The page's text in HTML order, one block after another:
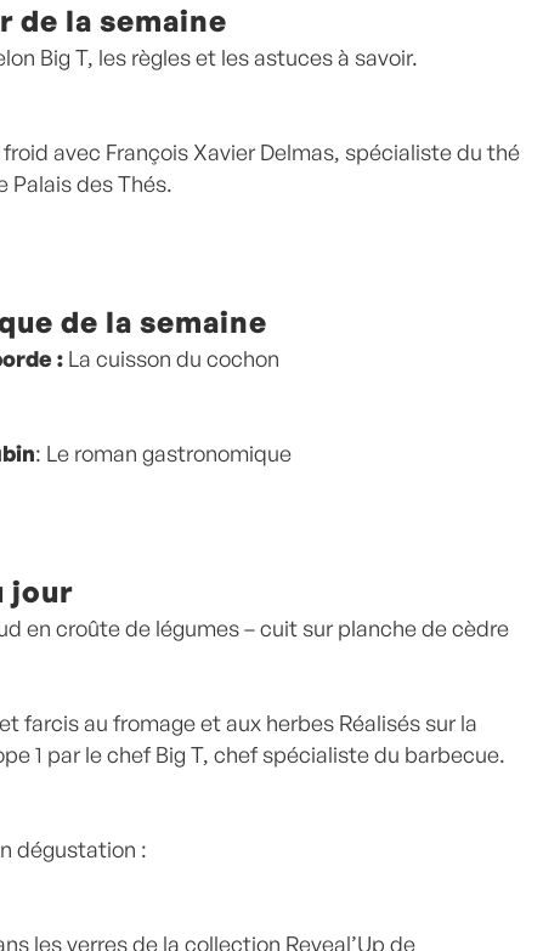
de la semaine
Big T, les règles et les astuces à savoir.
froid avec François Xavier Delmas, spécialiste du thé
Palais des Thés.
de la semaine
: La cuisson du cochon
: Le roman gastronomique
jour
en croûte de légumes – cuit sur planche de cèdre
farcis au fromage et aux herbes Réalisés sur la
1 par le chef Big T, chef spécialiste du barbecue.
dégustation :
les verres de la collection Reveal’Up de